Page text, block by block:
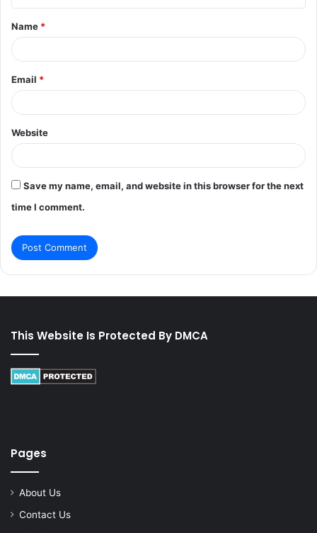
t
*
Name *
Email *
Website
Save my name, email, and website in this browser for the next
time I comment.
This Website Is Protected By DMCA
Pages
About Us
Contact Us